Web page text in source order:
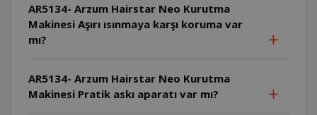
AR5134- Arzum Hairstar Neo Kurutma
Makinesi Aşırı ısınmaya karşı koruma var
mı?
AR5134- Arzum Hairstar Neo Kurutma
Makinesi Pratik askı aparatı var mı?